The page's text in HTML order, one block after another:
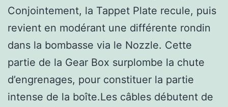
Conjointement, la Tappet Plate recule, puis
revient en modérant une différente rondin
dans la bombasse via le Nozzle. Cette
partie de la Gear Box surplombe la chute
d’engrenages, pour constituer la partie
intense de la boîte.Les câbles débutent de